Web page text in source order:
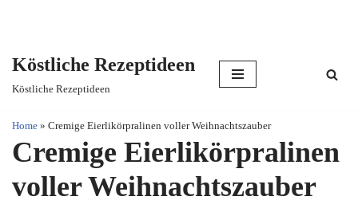
content
Köstliche Rezeptideen
Köstliche Rezeptideen
Home » Cremige Eierlikörpralinen voller Weihnachtszauber
Cremige Eierlikörpralinen
voller Weihnachtszauber